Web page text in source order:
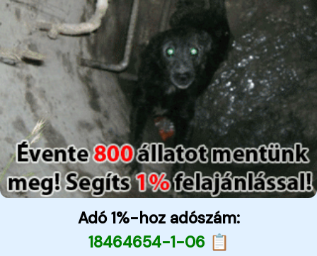
Adó 1%-hoz adószám:
18464654-1-06 📋